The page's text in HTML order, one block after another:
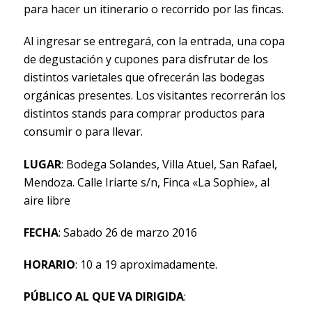
para hacer un itinerario o recorrido por las fincas.
Al ingresar se entregará, con la entrada, una copa
de degustación y cupones para disfrutar de los
distintos varietales que ofrecerán las bodegas
orgánicas presentes. Los visitantes recorrerán los
distintos stands para comprar productos para
consumir o para llevar.
LUGAR: Bodega Solandes, Villa Atuel, San Rafael,
Mendoza. Calle Iriarte s/n, Finca «La Sophie», al
aire libre
FECHA: Sabado 26 de marzo 2016
HORARIO: 10 a 19 aproximadamente.
PÚBLICO AL QUE VA DIRIGIDA: